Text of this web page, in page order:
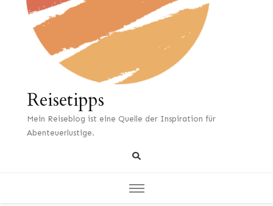
Reisetipps
Mein Reiseblog ist eine Quelle der Inspiration für
Abenteuerlustige.